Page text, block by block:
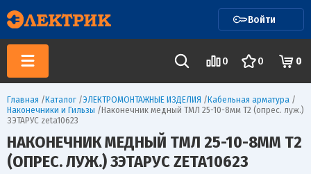
Войти
0 0 0
Главная /Каталог /ЭЛЕКТРОМОНТАЖНЫЕ ИЗДЕЛИЯ /Кабельная арматура /
Наконечники и Гильзы /Наконечник медный ТМЛ 25-10-8мм Т2 (опрес. луж.)
ЗЭТАРУС zeta10623
НАКОНЕЧНИК МЕДНЫЙ ТМЛ 25-10-8ММ Т2
(ОПРЕС. ЛУЖ.) ЗЭТАРУС ZETA10623